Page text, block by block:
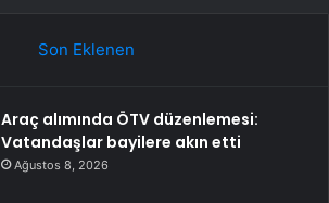
Son Eklenen
Araç alımında ÖTV düzenlemesi:
Vatandaşlar bayilere akın etti
Ağustos 8, 2026